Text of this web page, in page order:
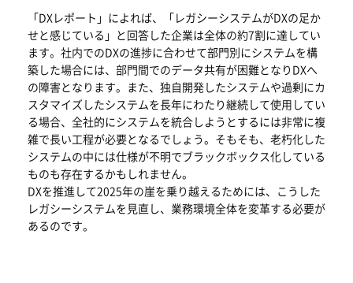
「DXレポート」によれば、「レガシーシステムがDXの足か
せと感じている」と回答した企業は全体の約7割に達してい
ます。社内でのDXの進捗に合わせて部門別にシステムを構
築した場合には、部門間でのデータ共有が困難となりDXへ
の障害となります。また、独自開発したシステムや過剰にカ
スタマイズしたシステムを長年にわたり継続して使用してい
る場合、全社的にシステムを統合しようとするには非常に複
雑で長い工程が必要となるでしょう。そもそも、老朽化した
システムの中には仕様が不明でブラックボックス化している
ものも存在するかもしれません。
DXを推進して2025年の崖を乗り越えるためには、こうした
レガシーシステムを見直し、業務環境全体を変革する必要が
あるのです。